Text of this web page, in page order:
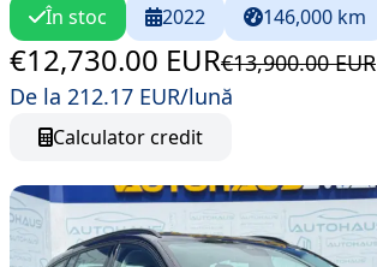
În stoc 2022 146,000 km
€13,900.00 EUR
€12,730.00 EUR
De la 212.17 EUR/lună
Calculator credit